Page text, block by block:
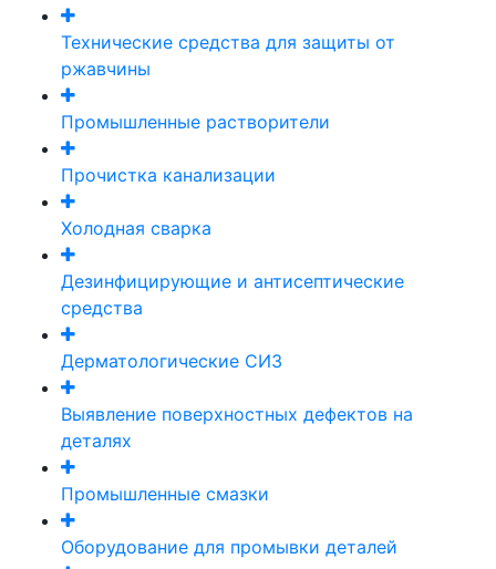
Технические средства для защиты от
ржавчины
Промышленные растворители
Прочистка канализации
Холодная сварка
Дезинфицирующие и антисептические
средства
Дерматологические СИЗ
Выявление поверхностных дефектов на
деталях
Промышленные смазки
Оборудование для промывки деталей